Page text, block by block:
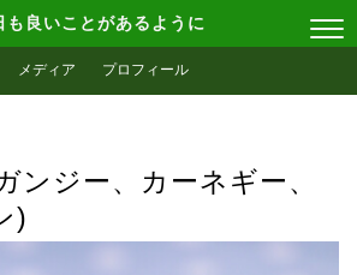
も良いことがあるように
メディア プロフィール
ンジー、カーネギー、
)